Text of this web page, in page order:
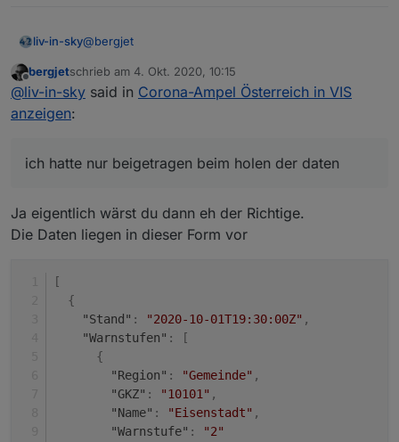
liv-in-sky@bergjet
ich hoffe es meldet sich jmd anders - ich habe das
script garnicht am laufen, weil die "deutschländer" es
garnicht richtig angeschaut
Offline
bergjetschrieb am 4. Okt. 2020, 10:15
zuletzt editiert von
@liv-in-sky said in Corona-Ampel Österreich in VIS
anzeigen:
ich hatte nur beigetragen beim holen der daten
Ja eigentlich wärst du dann eh der Richtige.
Die Daten liegen in dieser Form vor
[
{
"Stand" : "2020-10-01T19:30:00Z" ,
"Warnstufen" :
[
{
"Region" : "Gemeinde" ,
"GKZ" : "10101" ,
"Name" : "Eisenstadt" ,
"Warnstufe" :
"2"